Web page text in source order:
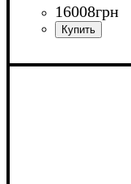
16008грн
Ширина: 170 см